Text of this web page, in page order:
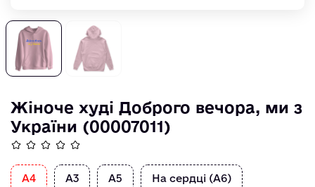
Жіноче худі Доброго вечора, ми з
України (00007011)
А4 А3 А5 На сердці (А6)